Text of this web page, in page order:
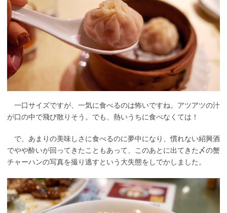
一口サイズですが、一気に食べるのは怖いですね。アツアツの汁
が口の中で飛び散りそう。でも、熱いうちに食べなくては！
で、あまりの美味しさに食べるのに夢中になり、慣れない紹興酒
でやや酔いが回ってきたこともあって、このあとに出てきた〆の蟹
チャーハンの写真を撮り逃すという大失態をしでかしました。